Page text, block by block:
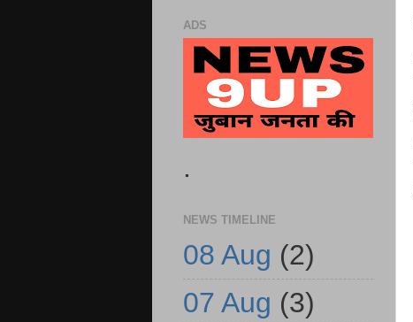
ADS
.
NEWS TIMELINE
08 Aug (2)
07 Aug (3)